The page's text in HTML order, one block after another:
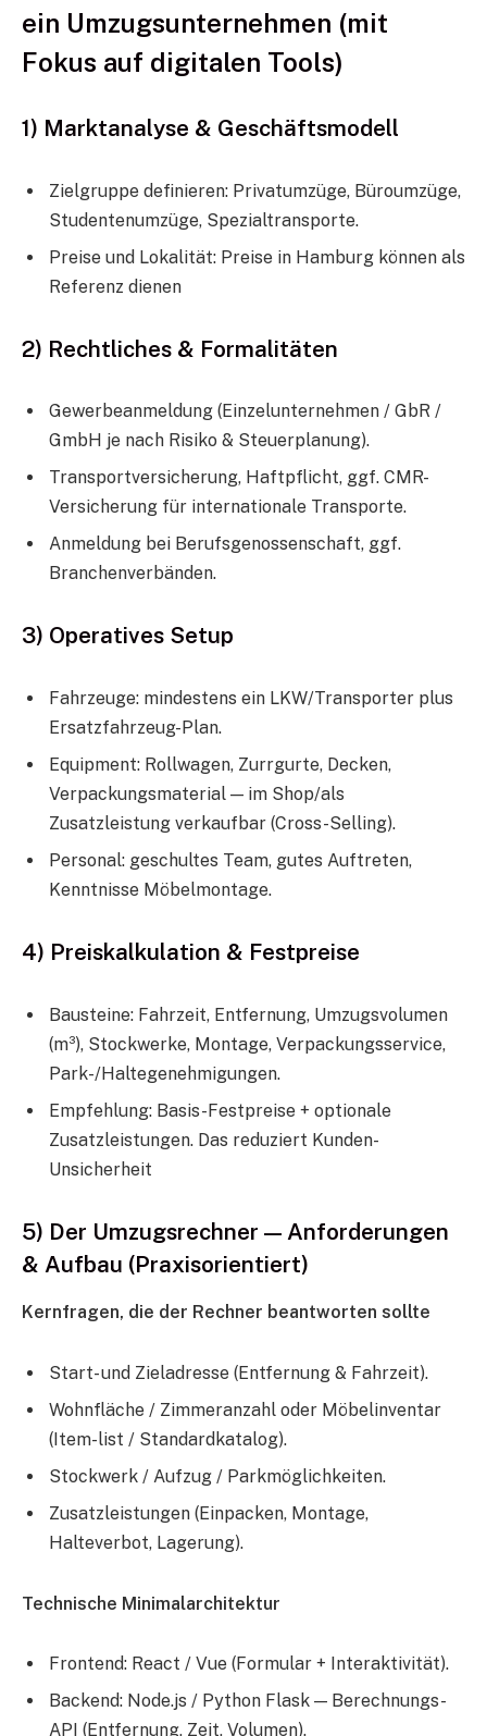
ein Umzugsunternehmen (mit
Fokus auf digitalen Tools)
1) Marktanalyse & Geschäftsmodell
Zielgruppe definieren: Privatumzüge, Büroumzüge,
Studentenumzüge, Spezialtransporte.
Preise und Lokalität: Preise in Hamburg können als
Referenz dienen
2) Rechtliches & Formalitäten
Gewerbeanmeldung (Einzelunternehmen / GbR /
GmbH je nach Risiko & Steuerplanung).
Transportversicherung, Haftpflicht, ggf. CMR-
Versicherung für internationale Transporte.
Anmeldung bei Berufsgenossenschaft, ggf.
Branchenverbänden.
3) Operatives Setup
Fahrzeuge: mindestens ein LKW/Transporter plus
Ersatzfahrzeug-Plan.
Equipment: Rollwagen, Zurrgurte, Decken,
Verpackungsmaterial — im Shop/als
Zusatzleistung verkaufbar (Cross-Selling).
Personal: geschultes Team, gutes Auftreten,
Kenntnisse Möbelmontage.
4) Preiskalkulation & Festpreise
Bausteine: Fahrzeit, Entfernung, Umzugsvolumen
(m³), Stockwerke, Montage, Verpackungsservice,
Park-/Haltegenehmigungen.
Empfehlung: Basis-Festpreise + optionale
Zusatzleistungen. Das reduziert Kunden-
Unsicherheit
5) Der Umzugsrechner — Anforderungen
& Aufbau (Praxisorientiert)
Kernfragen, die der Rechner beantworten sollte
Start- und Zieladresse (Entfernung & Fahrzeit).
Wohnfläche / Zimmeranzahl oder Möbelinventar
(Item-list / Standardkatalog).
Stockwerk / Aufzug / Parkmöglichkeiten.
Zusatzleistungen (Einpacken, Montage,
Halteverbot, Lagerung).
Technische Minimalarchitektur
Frontend: React / Vue (Formular + Interaktivität).
Backend: Node.js / Python Flask — Berechnungs-
API (Entfernung, Zeit, Volumen).